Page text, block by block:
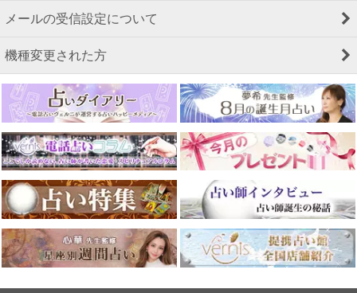
メールの受信設定について
機種変更された方